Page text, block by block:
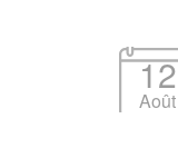
12
Août